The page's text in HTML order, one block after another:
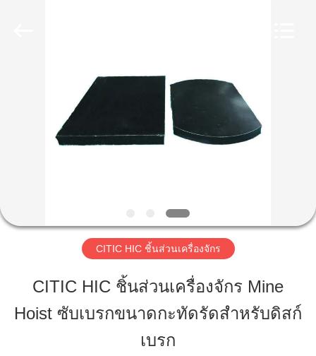
VR
CITIC HIC ชิ้นส่วนเครื่องจักร
CITIC HIC ชิ้นส่วนเครื่องจักร Mine
Hoist ซับเบรกขนาดกะทัดรัดสำหรับดิสก์
เบรก